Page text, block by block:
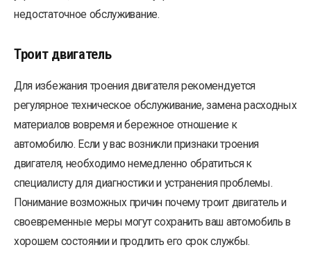
недостаточное обслуживание.
Троит двигатель
Для избежания троения двигателя рекомендуется
регулярное техническое обслуживание, замена расходных
материалов вовремя и бережное отношение к
автомобилю. Если у вас возникли признаки троения
двигателя, необходимо немедленно обратиться к
специалисту для диагностики и устранения проблемы.
Понимание возможных причин почему троит двигатель и
своевременные меры могут сохранить ваш автомобиль в
хорошем состоянии и продлить его срок службы.